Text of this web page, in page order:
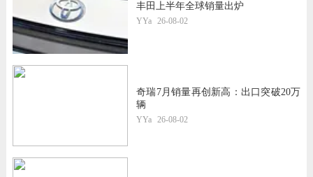
丰田上半年全球销量出炉
YYa 26-08-02
奇瑞7月销量再创新高：出口突破20万
辆
YYa 26-08-02